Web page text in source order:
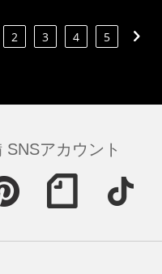
2 3 4 5
アカウント